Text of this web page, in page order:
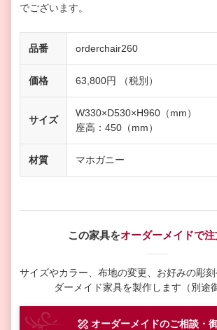
でございます。
品番 orderchair260
価格 63,800円 （税別）
サイズ
W330×D530×H960（mm）
座高：450（mm）
材質 マホガニー
この家具をオーダーメイドで注
サイズやカラー、布地の変更、お好みの彫
ダーメイド家具を製作します（別途
オーダーメイドのご相談・